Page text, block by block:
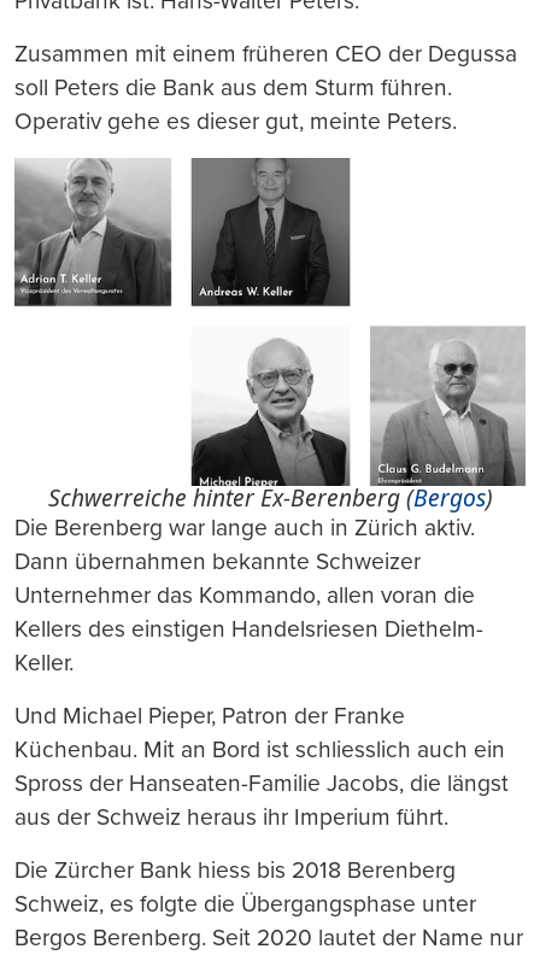
Zusammen mit einem früheren CEO der Degussa
soll Peters die Bank aus dem Sturm führen.
Operativ gehe es dieser gut, meinte Peters.
Schwerreiche hinter Ex-Berenberg (Bergos)
Die Berenberg war lange auch in Zürich aktiv.
Dann übernahmen bekannte Schweizer
Unternehmer das Kommando, allen voran die
Kellers des einstigen Handelsriesen Diethelm-
Keller.
Und Michael Pieper, Patron der Franke
Küchenbau. Mit an Bord ist schliesslich auch ein
Spross der Hanseaten-Familie Jacobs, die längst
aus der Schweiz heraus ihr Imperium führt.
Die Zürcher Bank hiess bis 2018 Berenberg
Schweiz, es folgte die Übergangsphase unter
Bergos Berenberg. Seit 2020 lautet der Name nur